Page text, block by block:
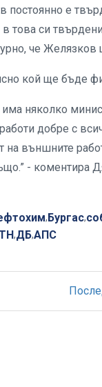
постоянно е
това си
че
кой ще бъде
няколко
добре с
на външните
- коментира
,Бургас,
,ДБ,АПС